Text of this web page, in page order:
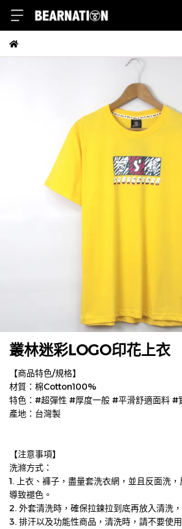
叢林迷彩LOGO印花上衣
【商品特色/規格】
材質：棉Cotton100%
特色：#超彈性 #厚度一般 #平滑舒適面料 #
產地：台灣製
【注意事項】
洗滌方式：
1. 上衣、褲子，盡量套洗衣網，並且反面洗
導致褪色。
2. 外套清洗時，確保拉鍊拉到底再放入清洗
3. 排汗以及功能性商品，清洗時，請不要使